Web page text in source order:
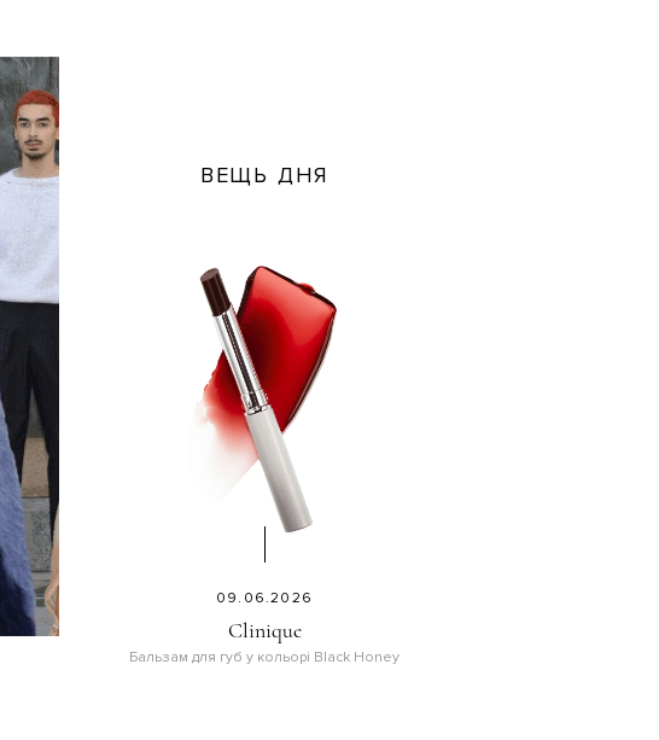
ВЕЩЬ ДНЯ
09.06.2026
Clinique
Бальзам для губ у кольорі Black Honey